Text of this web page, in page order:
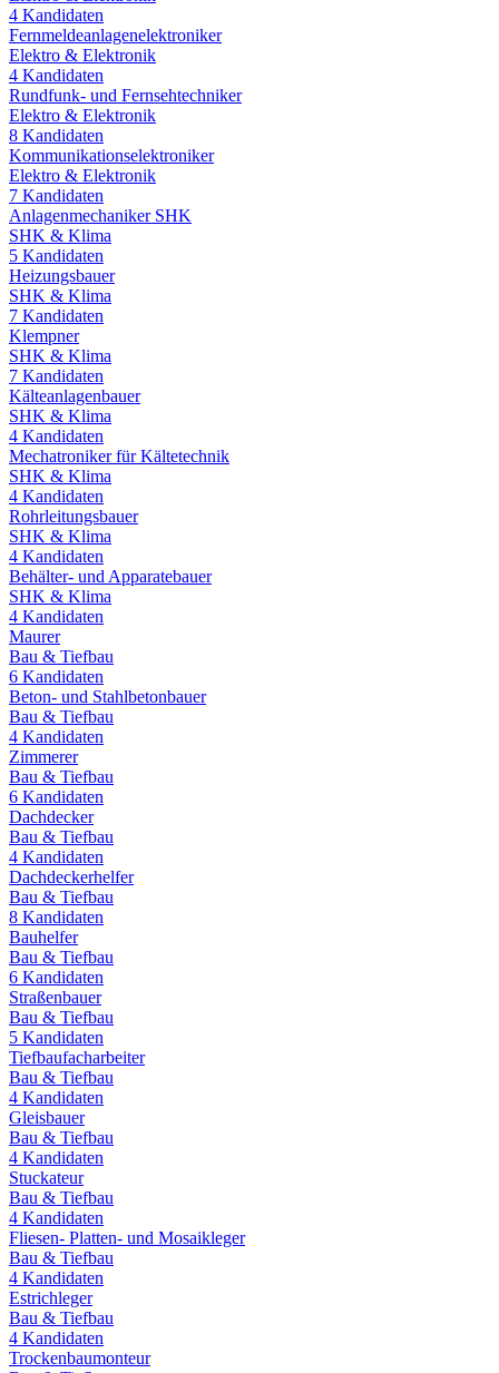
4 Kandidaten
Fernmeldeanlagenelektroniker
Elektro & Elektronik
4 Kandidaten
Rundfunk- und Fernsehtechniker
Elektro & Elektronik
8 Kandidaten
Kommunikationselektroniker
Elektro & Elektronik
7 Kandidaten
Anlagenmechaniker SHK
SHK & Klima
5 Kandidaten
Heizungsbauer
SHK & Klima
7 Kandidaten
Klempner
SHK & Klima
7 Kandidaten
Kälteanlagenbauer
SHK & Klima
4 Kandidaten
Mechatroniker für Kältetechnik
SHK & Klima
4 Kandidaten
Rohrleitungsbauer
SHK & Klima
4 Kandidaten
Behälter- und Apparatebauer
SHK & Klima
4 Kandidaten
Maurer
Bau & Tiefbau
6 Kandidaten
Beton- und Stahlbetonbauer
Bau & Tiefbau
4 Kandidaten
Zimmerer
Bau & Tiefbau
6 Kandidaten
Dachdecker
Bau & Tiefbau
4 Kandidaten
Dachdeckerhelfer
Bau & Tiefbau
8 Kandidaten
Bauhelfer
Bau & Tiefbau
6 Kandidaten
Straßenbauer
Bau & Tiefbau
5 Kandidaten
Tiefbaufacharbeiter
Bau & Tiefbau
4 Kandidaten
Gleisbauer
Bau & Tiefbau
4 Kandidaten
Stuckateur
Bau & Tiefbau
4 Kandidaten
Fliesen- Platten- und Mosaikleger
Bau & Tiefbau
4 Kandidaten
Estrichleger
Bau & Tiefbau
4 Kandidaten
Trockenbaumonteur